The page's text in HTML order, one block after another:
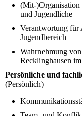
(Mit-
und Jugendliche
Verantwortung für
Jugendbereich
Wahrnehmung
Recklinghausen
Persönliche und
(Persönlich)